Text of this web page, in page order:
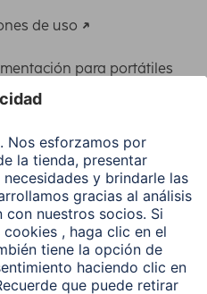
de uso
para portátiles